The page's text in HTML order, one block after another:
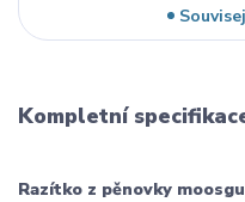
Kompletní
Razítko z pěnovky